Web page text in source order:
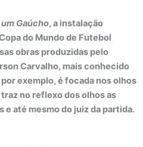
Gaúcho, a instalação
do Mundo de Futebol
obras produzidas pelo
Carvalho, mais conhecido
exemplo, é focada nos olhos
no reflexo dos olhos as
e até mesmo do juiz da partida.